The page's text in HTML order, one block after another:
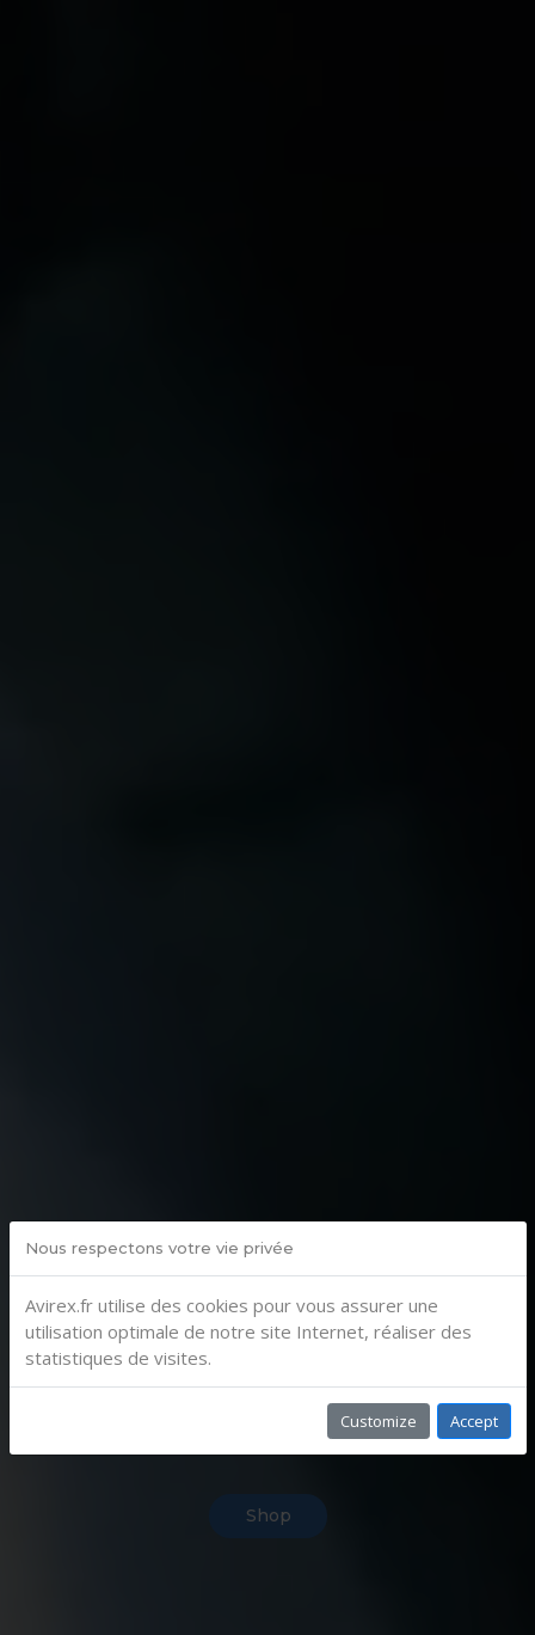
Official BRP-Powertrain Service Center
For ROTAX® Aircraft Engines.
Shop
Nous respectons votre vie privée
Avirex.fr utilise des cookies pour vous assurer une
utilisation optimale de notre site Internet, réaliser des
statistiques de visites.
Customize Accept